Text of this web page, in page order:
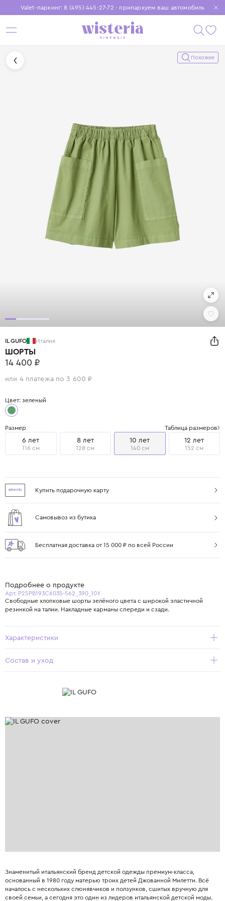
Valet-паркинг: 8 (495) 445-27-72 - припаркуем ваш автомобиль
Бесплатная доставка при заказе от 15 000 ₽
Установите приложение, чтобы покупки были еще удобнее
Похожие
IL GUFO Италия
ШОРТЫ
14 400 ₽
или 4 платежа по 3 600 ₽
Цвет: зеленый
Размер Таблица размеров
6 лет
116 см
8 лет
128 см
10 лет
140 см
12 лет
152 см
Купить подарочную карту
Самовывоз из бутика
Бесплатная доставка от 15 000 ₽ по всей России
Подробнее о продукте
Арт. P25PB193C6035-562_390_10Y
Свободные хлопковые шорты зелёного цвета с широкой эластичной
резинкой на талии. Накладные карманы спереди и сзади.
Характеристики
Состав и уход
Знаменитый итальянский бренд детской одежды премиум-класса,
основанный в 1980 году матерью троих детей Джованной Милетти. Всё
началось с нескольких слюнявчиков и ползунков, сшитых вручную для
своей семьи, а сегодня это один из лидеров итальянской детской моды.